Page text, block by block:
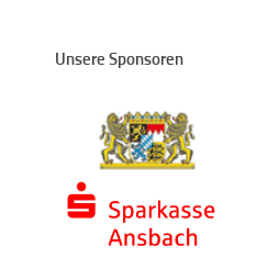
Unsere Sponsoren